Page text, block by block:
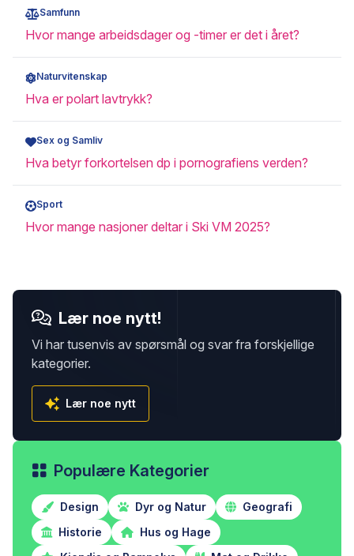
Samfunn
Hvor mange arbeidsdager og -timer er det i året?
Naturvitenskap
Hva er polart lavtrykk?
Sex og Samliv
Hva betyr forkortelsen dp i pornografiens verden?
Sport
Hvor mange nasjoner deltar i Ski VM 2025?
Lær noe nytt!
Vi har tusenvis av spørsmål og svar fra forskjellige
kategorier.
Lær noe nytt
Populære Kategorier
Design Dyr og Natur
Geografi
Historie
Hus og Hage